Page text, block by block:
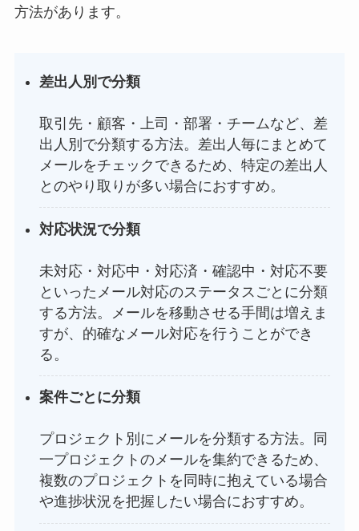
方法があります。
差出人別で分類
取引先・顧客・上司・部署・チームなど、差
出人別で分類する方法。差出人毎にまとめて
メールをチェックできるため、特定の差出人
とのやり取りが多い場合におすすめ。
対応状況で分類
未対応・対応中・対応済・確認中・対応不要
といったメール対応のステータスごとに分類
する方法。メールを移動させる手間は増えま
すが、的確なメール対応を行うことができ
る。
案件ごとに分類
プロジェクト別にメールを分類する方法。同
一プロジェクトのメールを集約できるため、
複数のプロジェクトを同時に抱えている場合
や進捗状況を把握したい場合におすすめ。